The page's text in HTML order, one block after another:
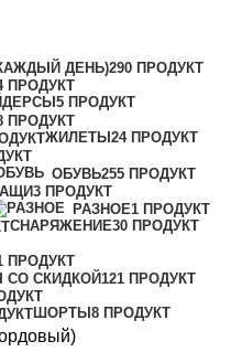
КАЖДЫЙ ДЕНЬ)290 ПРОДУКТ
ПРОДУКТ
5 ПРОДУКТ
ПРОДУКТ
ЖИЛЕТЫ 24 ПРОДУКТ
ОБУВЬ255 ПРОДУКТ
3 ПРОДУКТ
РАЗНОЕ1 ПРОДУКТ
СНАРЯЖЕНИЕ30 ПРОДУКТ
ПРОДУКТ
СО СКИДКОЙ121 ПРОДУКТ
ШОРТЫ 8 ПРОДУКТ